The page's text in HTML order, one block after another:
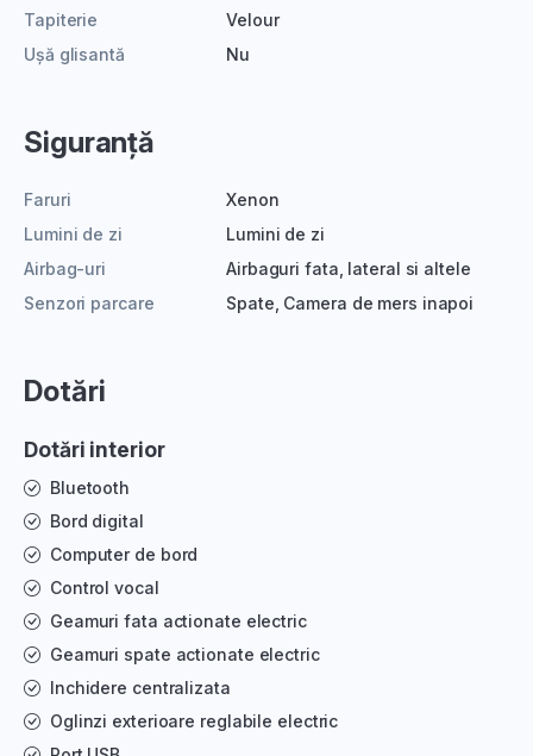
Tapiterie
Velour
Ușă glisantă
Nu
Siguranță
Faruri
Xenon
Lumini de zi
Lumini de zi
Airbag-uri
Airbaguri fata, lateral si altele
Senzori parcare
Spate, Camera de mers inapoi
Dotări
Dotări interior
Bluetooth
Bord digital
Computer de bord
Control vocal
Geamuri fata actionate electric
Geamuri spate actionate electric
Inchidere centralizata
Oglinzi exterioare reglabile electric